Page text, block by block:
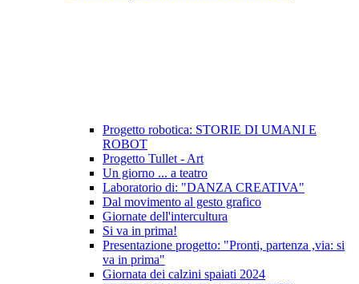
Progetto robotica: STORIE DI UMANI E
ROBOT
Progetto Tullet - Art
Un giorno ... a teatro
Laboratorio di: "DANZA CREATIVA"
Dal movimento al gesto grafico
Giornate dell'intercultura
Si va in prima!
Presentazione progetto: "Pronti, partenza ,via: si
va in prima"
Giornata dei calzini spaiati 2024